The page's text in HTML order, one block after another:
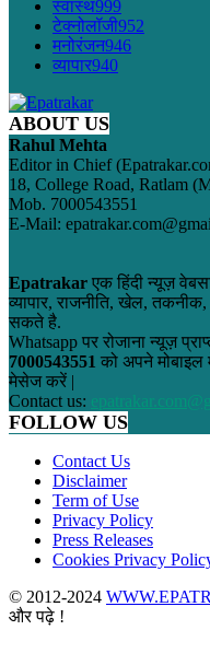
स्वास्थ999
टेक्नोलॉजी952
मनोरंजन946
व्यापार940
ABOUT US
Rahul Mehta
Editor in Chief
18, College Road, Ratlam
Mob. 7000543551
E-Mail:
Epatrakar एक हिंदी न्यूज़
व्यापार, राजनीति, खेल,
सकते है.
Whatsapp पर रोजाना न्यूज़
7000543551 को अपने
मेसेज करें |
Contact us:
FOLLOW US
Contact Us
Disclaimer
Term of Use
Privacy Policy
Press Releases
Cookies Privacy
© 2012-2024
और पढ़े !